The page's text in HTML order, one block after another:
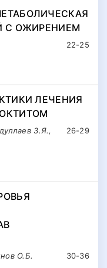
С ОЖИРЕНИЕМ
22-25
ЛЕЧЕНИЯ
26-29
З.Я.,
30-36
О.Б.